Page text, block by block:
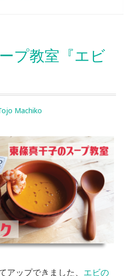
プ教室『エビ
Machiko
アップできました、 エビの